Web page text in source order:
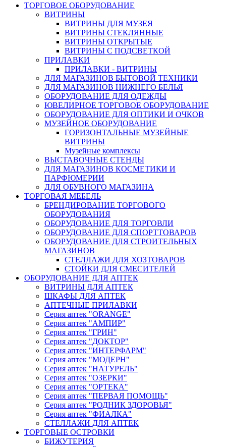
ТОРГОВОЕ ОБОРУДОВАНИЕ
ВИТРИНЫ
ВИТРИНЫ ДЛЯ МУЗЕЯ
ВИТРИНЫ СТЕКЛЯННЫЕ
ВИТРИНЫ ОТКРЫТЫЕ
ВИТРИНЫ С ПОДСВЕТКОЙ
ПРИЛАВКИ
ПРИЛАВКИ - ВИТРИНЫ
ДЛЯ МАГАЗИНОВ БЫТОВОЙ ТЕХНИКИ
ДЛЯ МАГАЗИНОВ НИЖНЕГО БЕЛЬЯ
ОБОРУДОВАНИЕ ДЛЯ ОДЕЖДЫ
ЮВЕЛИРНОЕ ТОРГОВОЕ ОБОРУДОВАНИЕ
ОБОРУДОВАНИЕ ДЛЯ ОПТИКИ И ОЧКОВ
МУЗЕЙНОЕ ОБОРУДОВАНИЕ
ГОРИЗОНТАЛЬНЫЕ МУЗЕЙНЫЕ
ВИТРИНЫ
Музейные комплексы
ВЫСТАВОЧНЫЕ СТЕНДЫ
ДЛЯ МАГАЗИНОВ КОСМЕТИКИ И
ПАРФЮМЕРИИ
ДЛЯ ОБУВНОГО МАГАЗИНА
ТОРГОВАЯ МЕБЕЛЬ
БРЕНДИРОВАНИЕ ТОРГОВОГО
ОБОРУДОВАНИЯ
ОБОРУДОВАНИЕ ДЛЯ ТОРГОВЛИ
ОБОРУДОВАНИЕ ДЛЯ СПОРТТОВАРОВ
ОБОРУДОВАНИЕ ДЛЯ СТРОИТЕЛЬНЫХ
МАГАЗИНОВ
СТЕЛЛАЖИ ДЛЯ ХОЗТОВАРОВ
СТОЙКИ ДЛЯ СМЕСИТЕЛЕЙ
ОБОРУДОВАНИЕ ДЛЯ АПТЕК
ВИТРИНЫ ДЛЯ АПТЕК
ШКАФЫ ДЛЯ АПТЕК
АПТЕЧНЫЕ ПРИЛАВКИ
Серия аптек "ORANGE"
Серия аптек "АМПИР"
Серия аптек "ГРИН"
Серия аптек "ДОКТОР"
Серия аптек "ИНТЕРФАРМ"
Серия аптек "МОДЕРН"
Серия аптек "НАТУРЕЛЬ"
Серия аптек "ОЗЕРКИ"
Серия аптек "ОРТЕКА"
Серия аптек "ПЕРВАЯ ПОМОЩЬ"
Серия аптек "РОДНИК ЗДОРОВЬЯ"
Серия аптек "ФИАЛКА"
СТЕЛЛАЖИ ДЛЯ АПТЕК
ТОРГОВЫЕ ОСТРОВКИ
БИЖУТЕРИЯ